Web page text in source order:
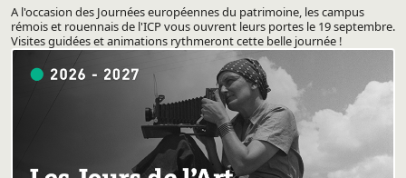
A l'occasion des Journées européennes du patrimoine, les campus
rémois et rouennais de l'ICP vous ouvrent leurs portes le 19 septembre.
Visites guidées et animations rythmeront cette belle journée !